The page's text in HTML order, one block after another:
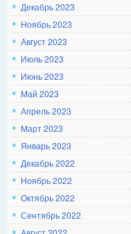
Декабрь 2023
Ноябрь 2023
Август 2023
Июль 2023
Июнь 2023
Май 2023
Апрель 2023
Март 2023
Январь 2023
Декабрь 2022
Ноябрь 2022
Октябрь 2022
Сентябрь 2022